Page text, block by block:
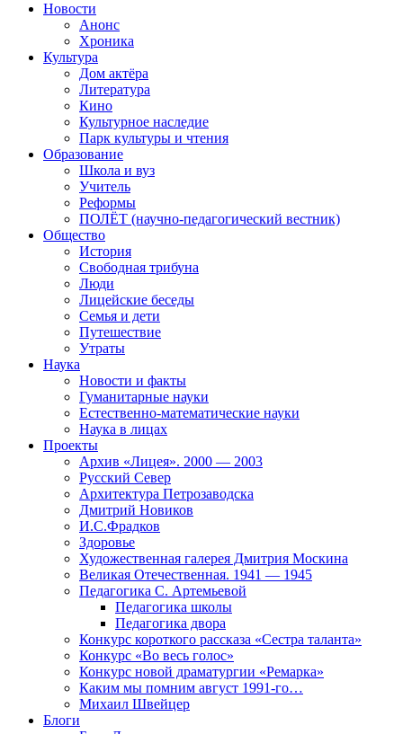
Новости
Анонс
Хроника
Культура
Дом актёра
Литература
Кино
Культурное наследие
Парк культуры и чтения
Образование
Школа и вуз
Учитель
Реформы
ПОЛЁТ (научно-педагогический вестник)
Общество
История
Свободная трибуна
Люди
Лицейские беседы
Семья и дети
Путешествие
Утраты
Наука
Новости и факты
Гуманитарные науки
Естественно-математические науки
Наука в лицах
Проекты
Архив «Лицея». 2000 — 2003
Русский Север
Архитектура Петрозаводска
Дмитрий Новиков
И.С.Фрадков
Здоровье
Художественная галерея Дмитрия Москина
Великая Отечественная. 1941 — 1945
Педагогика С. Артемьевой
Педагогика школы
Педагогика двора
Конкурс короткого рассказа «Сестра таланта»
Конкурс «Во весь голос»
Конкурс новой драматургии «Ремарка»
Каким мы помним август 1991-го…
Михаил Швейцер
Блоги